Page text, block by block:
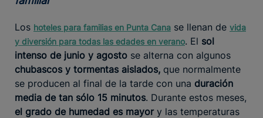
Los hoteles para familias en Punta Cana se llenan de vida
y diversión para todas las edades en verano. El sol
intenso de junio y agosto se alterna con algunos
chubascos y tormentas aislados, que normalmente
se producen al final de la tarde con una duración
media de tan sólo 15 minutos. Durante estos meses,
el grado de humedad es mayory las temperaturas